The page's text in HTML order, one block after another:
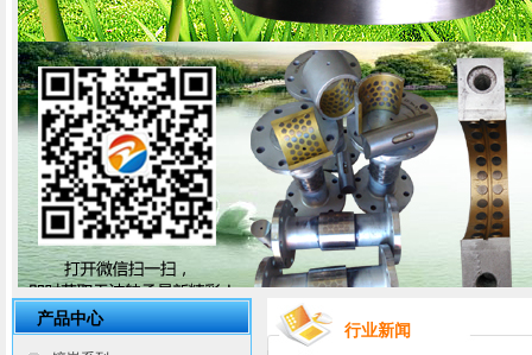
产品中心
行业新闻